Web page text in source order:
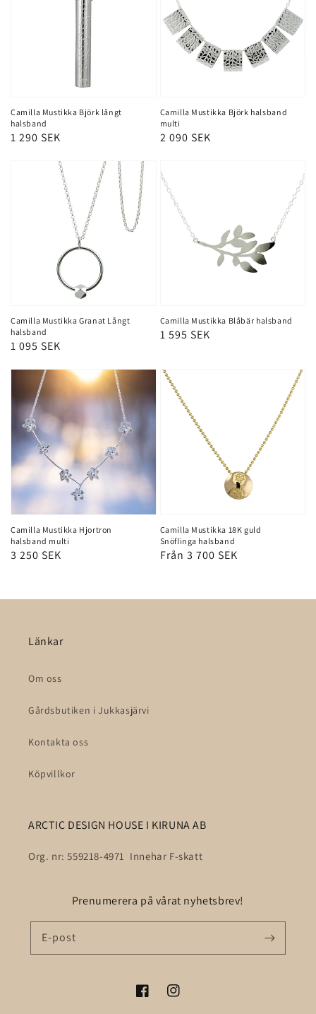
Camilla Mustikka Björk långt
halsband
Ordinarie
1 290 SEK
Camilla Mustikka Björk halsband
multi
Ordinarie
2 090 SEK
Camilla Mustikka Granat Långt
halsband
Ordinarie
1 095 SEK
Camilla Mustikka Blåbär halsband
Ordinarie
1 595 SEK
Camilla Mustikka Hjortron
halsband multi
Ordinarie
3 250 SEK
Camilla Mustikka 18K guld
Snöflinga halsband
Ordinarie
Från 3 700 SEK
Länkar
Om oss
Gårdsbutiken i Jukkasjärvi
Kontakta oss
Köpvillkor
ARCTIC DESIGN HOUSE I KIRUNA AB
Org. nr: 559218-4971 Innehar F-skatt
Prenumerera på vårat nyhetsbrev!
E-post
FacebookInstagram